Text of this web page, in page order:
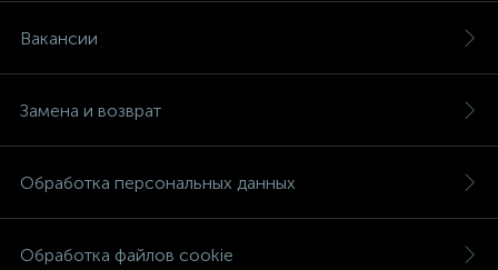
Вакансии
Замена и возврат
Обработка персональных данных
Обработка файлов cookie